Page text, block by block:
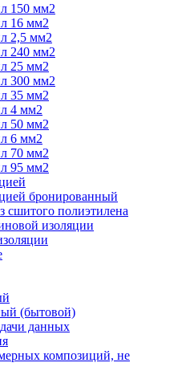
150 мм2
16 мм2
2,5 мм2
240 мм2
25 мм2
300 мм2
35 мм2
4 мм2
50 мм2
6 мм2
70 мм2
95 мм2
бронированный
сшитого полиэтилена
изоляции
(бытовой)
данных
композиций, не